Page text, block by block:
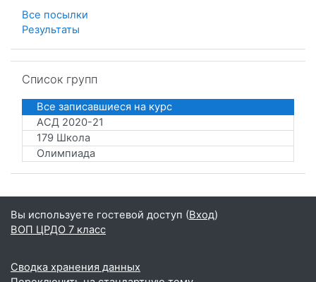
Все посылки
Результаты
Список групп
Все записавшиеся на курс
АСД 2020-21
179 Школа
Олимпиада
Вы используете гостевой доступ (Вход)
ВОП ЦРДО 7 класс
Сводка хранения данных